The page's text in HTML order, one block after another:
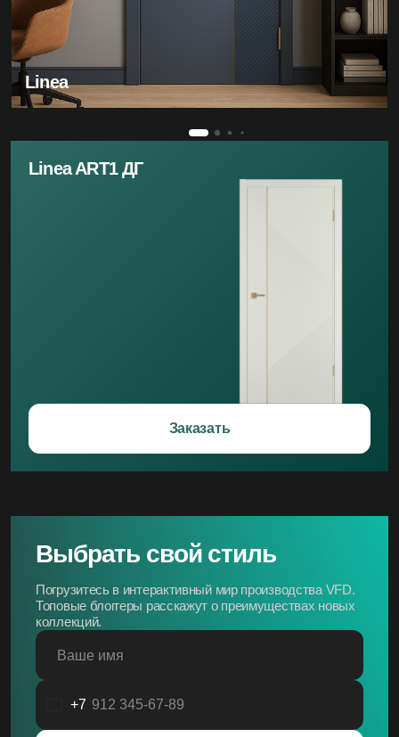
Linea
Linea ART1 ДГ
Заказать
Выбрать свой стиль
Погрузитесь в интерактивный мир производства VFD.
Топовые блоггеры расскажут о преимуществах новых
коллекций.
Ваше имя
Россия
+7